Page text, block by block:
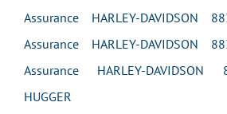
Assurance HARLEY-DAVIDSON
Assurance HARLEY-DAVIDSON
Assurance HARLEY-DAVIDSON
HUGGER